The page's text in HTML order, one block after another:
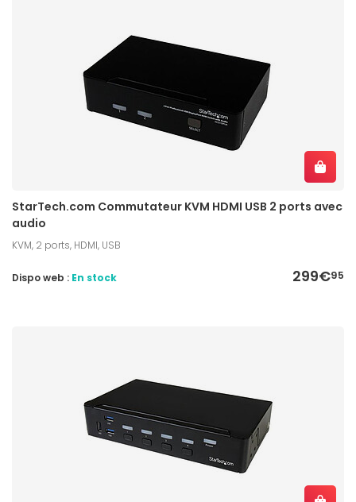
StarTech.com Commutateur KVM HDMI USB 2 ports avec
audio
KVM, 2 ports, HDMI, USB
299€95
Dispo web : En stock